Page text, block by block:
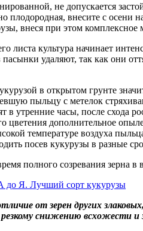
не допускается
плодородная, внесите с
внеся при этом комплексное
листа культура начинает
пасынки удаляют, так как они
в открытом грунте
пыльцу с метелок
в утренние часы, после схода
цветения дополнительное
температуре воздуха
посев кукурузы в разные
полного созревания зерна
до Я. Лучший сорт кукурузы
от зерен других
снижению всхожести и